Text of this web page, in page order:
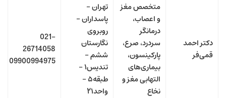
دکتر احمد
قمی‌فر
متخصص مغز
و اعصاب،
درمانگر
سردرد، صرع،
پارکینسون،
بیماری‌های
التهابی مغز و
نخاع
تهران –
پاسداران –
روبروی
نگارستان
ششم –
تندیس۱ –
طبقه۵ –
واحد۲۱
021-
26714058
09900994975